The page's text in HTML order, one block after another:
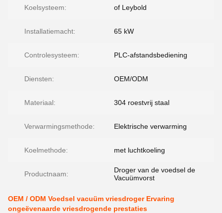
Koelsysteem: of Leybold
Installatiemacht: 65 kW
Controlesysteem: PLC-afstandsbediening
Diensten: OEM/ODM
Materiaal: 304 roestvrij staal
Verwarmingsmethode: Elektrische verwarming
Koelmethode: met luchtkoeling
Productnaam:
Droger van de voedsel de
Vacuümvorst
OEM / ODM Voedsel vacuüm vriesdroger Ervaring
ongeëvenaarde vriesdrogende prestaties